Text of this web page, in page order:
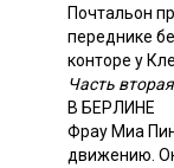
Почтальон
переднике
конторе у
Часть вторая
В БЕРЛИНЕ
Фрау Миа
движению.